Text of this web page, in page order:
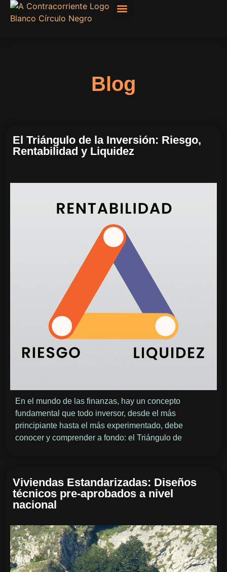
Blog
El Triángulo de la Inversión: Riesgo,
Rentabilidad y Liquidez
En el mundo de las finanzas, hay un concepto
fundamental que todo inversor, desde el más
principiante hasta el más experimentado, debe
conocer y comprender a fondo: el Triángulo de
Viviendas Estandarizadas: Diseños
técnicos pre-aprobados a nivel
nacional